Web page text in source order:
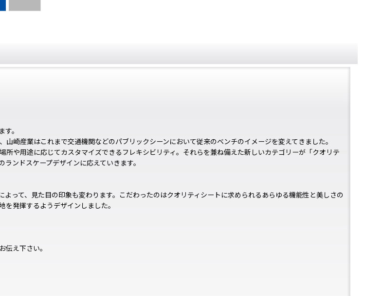
。
崎産業はこれまで交通機関などのパブリックシーンにおいて従来のベンチのイメージを変えてきました。
や用途に応じてカスタマイズできるフレキシビリティ。それらを兼ね備えた新しいカテゴリーが「クオリテ
ンドスケープデザインに応えていきます。
って、見た目の印象も変わります。こだわったのはクオリティシートに求められるあらゆる機能性と美しさの
発揮するようデザインしました。
伝え下さい。